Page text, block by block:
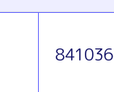
841036